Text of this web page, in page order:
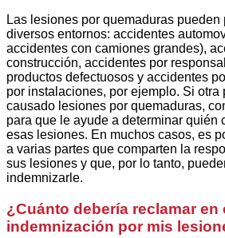
Las lesiones por quemaduras pueden
diversos entornos: accidentes
accidentes con camiones grandes),
construcción, accidentes por
productos defectuosos y accidentes
por instalaciones, por ejemplo. Si otra
causado lesiones por quemaduras,
para que le ayude a determinar quién
esas lesiones. En muchos casos, es
a varias partes que comparten la
sus lesiones y que, por lo tanto,
indemnizarle.
¿Cuánto debería reclamar en
indemnización por mis